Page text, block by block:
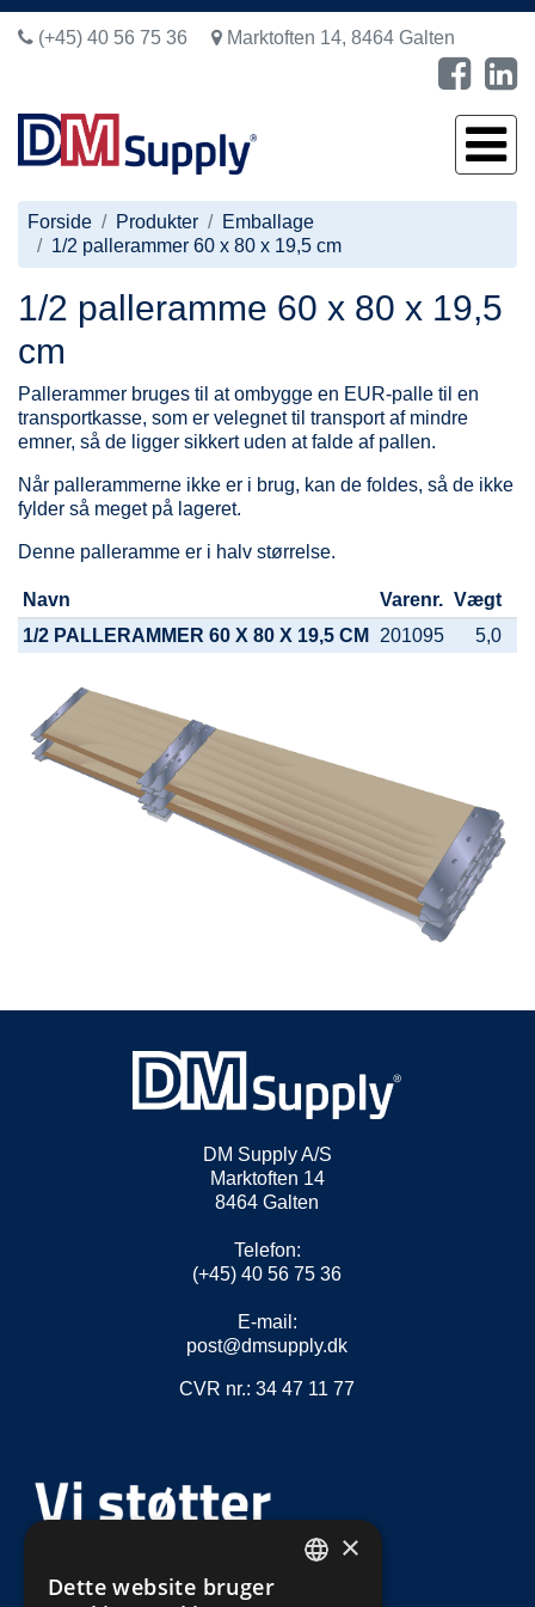
(+45) 40 56 75 36 Marktoften 14, 8464 Galten
Forside Produkter
Emballage
1/2 pallerammer 60 x 80 x 19,5 cm
1/2 palleramme 60 x 80 x 19,5
cm
Pallerammer bruges til at ombygge en EUR-palle til en
transportkasse, som er velegnet til transport af mindre
emner, så de ligger sikkert uden at falde af pallen.
Når pallerammerne ikke er i brug, kan de foldes, så de ikke
fylder så meget på lageret.
Denne palleramme er i halv størrelse.
Navn Varenr. Vægt
1/2 PALLERAMMER 60 X 80 X 19,5 CM
201095 5,0
DM Supply A/S
Marktoften 14
8464 Galten
Telefon:
(+45) 40 56 75 36
E-mail:
post@dmsupply.dk
CVR nr.: 34 47 11 77
DEFAULT LANGUAGE
×
Dette website bruger